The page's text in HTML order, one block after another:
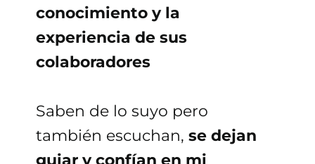
conocimiento y la
experiencia de sus
colaboradores
Saben de lo suyo pero
también escuchan, se dejan